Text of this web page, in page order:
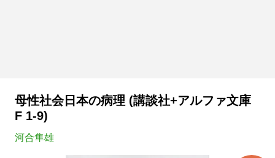
母性社会日本の病理 (講談社+アルファ文庫
F 1-9)
河合隼雄